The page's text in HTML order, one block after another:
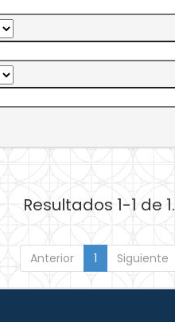
Resultados 1-1 de 1.
Anterior 1 Siguiente